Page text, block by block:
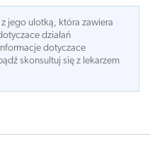
jego ulotką, która zawiera
działań
dotyczace
skonsultuj się z lekarzem